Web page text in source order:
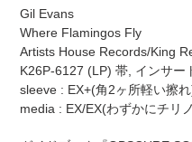
手
続
き
時
に
計
カ
ー
ト
に
商
品
Gil Evans
Where Flamingos Fly
Artists House Records/King
K26P-6127 (LP) 帯, インサー
sleeve : EX+(角2ヶ所軽い擦
media : EX/EX(わずかにチリ